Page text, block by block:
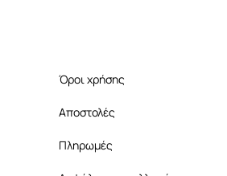
Όροι χρήσης
Αποστολές
Πληρωμές